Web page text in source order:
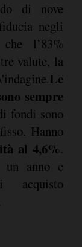
di nove
negli
l’83%
valute, la
Le
sempre
fondi sono
Hanno
al 4,6%.
anno e
acquisto